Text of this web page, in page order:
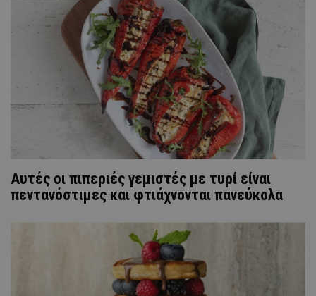
Αυτές οι πιπεριές γεμιστές με τυρί είναι
πεντανόστιμες και φτιάχνονται πανεύκολα